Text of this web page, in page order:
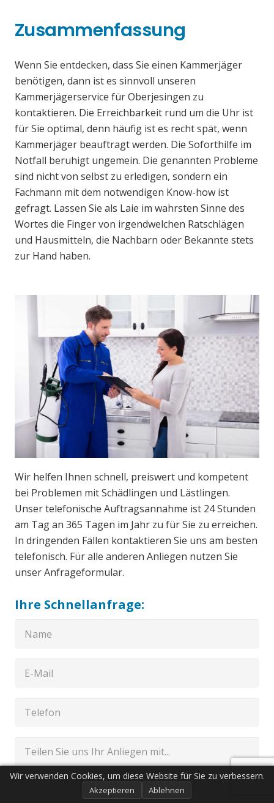
Zusammenfassung
Wenn Sie entdecken, dass Sie einen Kammerjäger
benötigen, dann ist es sinnvoll unseren
Kammerjägerservice für Oberjesingen zu
kontaktieren. Die Erreichbarkeit rund um die Uhr ist
für Sie optimal, denn häufig ist es recht spät, wenn
Kammerjäger beauftragt werden. Die Soforthilfe im
Notfall beruhigt ungemein. Die genannten Probleme
sind nicht von selbst zu erledigen, sondern ein
Fachmann mit dem notwendigen Know-how ist
gefragt. Lassen Sie als Laie im wahrsten Sinne des
Wortes die Finger von irgendwelchen Ratschlägen
und Hausmitteln, die Nachbarn oder Bekannte stets
zur Hand haben.
Wir helfen Ihnen schnell, preiswert und kompetent
bei Problemen mit Schädlingen und Lästlingen.
Unser telefonische Auftragsannahme ist 24 Stunden
am Tag an 365 Tagen im Jahr zu für Sie zu erreichen.
In dringenden Fällen kontaktieren Sie uns am besten
telefonisch. Für alle anderen Anliegen nutzen Sie
unser Anfrageformular.
Ihre Schnellanfrage:
Wir verwenden Cookies, um diese Website für Sie zu verbessern.
Akzeptieren Ablehnen